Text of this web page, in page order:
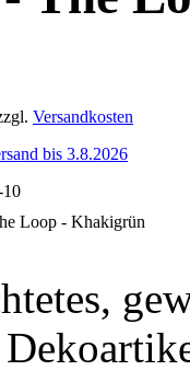
Versandkosten
bis 3.8.2026